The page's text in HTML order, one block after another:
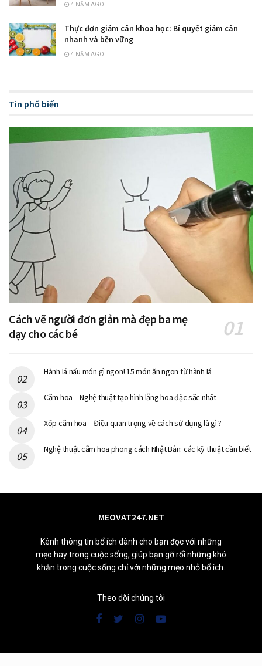
4 NĂM AGO
Thực đơn giảm cân khoa học: Bí quyết giảm cân
nhanh và bền vững
4 NĂM AGO
Tin phổ biến
Cách vẽ người đơn giản mà đẹp ba mẹ
dạy cho các bé
Hành lá nấu món gì ngon! 15 món ăn ngon từ hành lá
Cắm hoa – Nghệ thuật tạo hình lẵng hoa đặc sắc nhất
Xốp cắm hoa – Điều quan trọng về cách sử dụng là gì ?
Nghệ thuật cắm hoa phong cách Nhật Bản: các kỹ thuật cần biết
MEOVAT247.NET
Kênh thông tin bổ ích dành cho bạn đọc với những
mẹo hay trong cuộc sống, giúp bạn gỡ rối những khó
khăn trong cuộc sống chỉ với những mẹo nhỏ bổ ích.
Theo dõi chúng tôi